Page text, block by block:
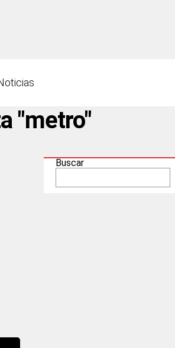
"metro"
Buscar